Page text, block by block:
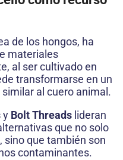
de los hongos, ha
materiales
al ser cultivado en
transformarse en un
al cuero animal.
y Bolt Threads lideran
que no solo
sino que también son
contaminantes.